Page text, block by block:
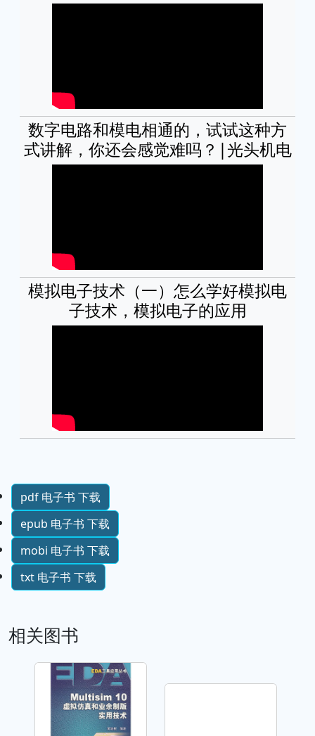
数字电路和模电相通的，试试这种方
式讲解，你还会感觉难吗？|光头机电
模拟电子技术（一）怎么学好模拟电
子技术，模拟电子的应用
pdf 电子书 下载
epub 电子书 下载
mobi 电子书 下载
txt 电子书 下载
相关图书